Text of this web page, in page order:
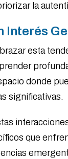
la
Interés
esta
donde
significativas.
que